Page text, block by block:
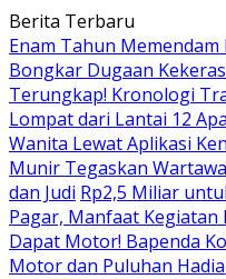
Langsung
ke
konten
Berita Terbaru
Enam Tahun
Bongkar Dugaan
Terungkap! Kronologi
Lompat dari Lantai 12
Wanita Lewat Aplikasi
Munir Tegaskan
dan Judi Rp2,5 Miliar
Pagar, Manfaat
Dapat Motor! Bapenda
Motor dan Puluhan